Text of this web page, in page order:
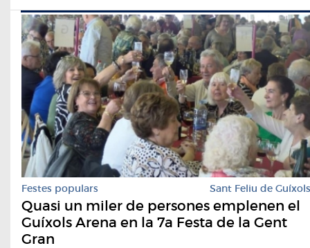
Festes populars Sant Feliu de Guíxols
Quasi un miler de persones emplenen el
Guíxols Arena en la 7a Festa de la Gent
Gran